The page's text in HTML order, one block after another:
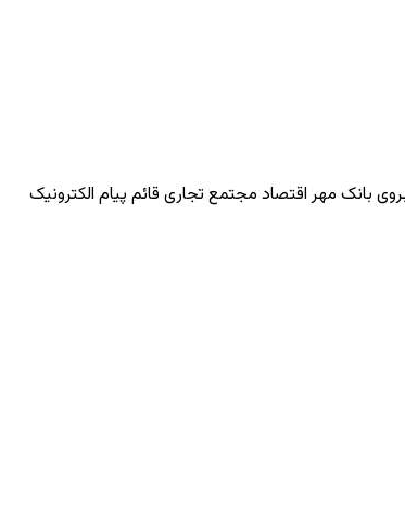
بانک مهر اقتصاد مجتمع تجاری قائم پیام الکترونیک